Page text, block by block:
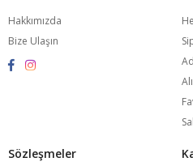
Hakkımızda
Bize Ulaşın
Sözleşmeler